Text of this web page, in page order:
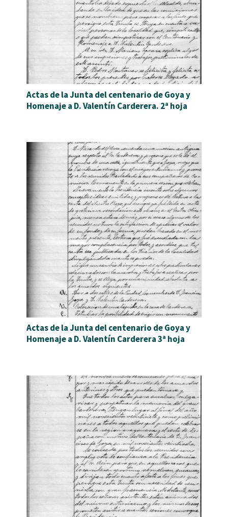
Actas de la Junta del centenario de Goya y
Homenaje a D. Valentín Carderera. 2ª hoja
Actas de la Junta del centenario de Goya y
Homenaje a D. Valentín Carderera 3ª hoja